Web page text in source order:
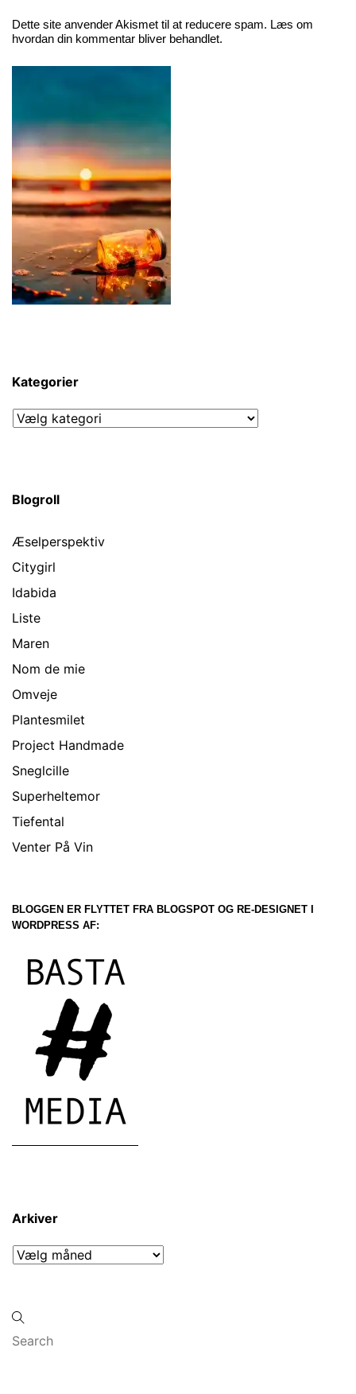
Dette site anvender Akismet til at reducere spam. Læs om
hvordan din kommentar bliver behandlet.
Kategorier
Kategorier
Blogroll
Æselperspektiv
Citygirl
Idabida
Liste
Maren
Nom de mie
Omveje
Plantesmilet
Project Handmade
Sneglcille
Superheltemor
Tiefental
Venter På Vin
BLOGGEN ER FLYTTET FRA BLOGSPOT OG RE-DESIGNET I
WORDPRESS AF:
Arkiver
Arkiver